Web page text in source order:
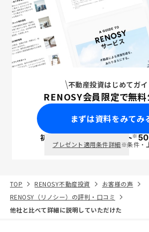
不動産投資はじめてガイ
RENOSY会員限定で無料
まずは資料をみてみ
初回面談で ポイント※
プレゼント適用条件詳細※条件・
TOP RENOSY不動産投資
お客様の声
RENOSY（リノシー）の評判・口コミ
他社と比べて詳細に説明していただけた